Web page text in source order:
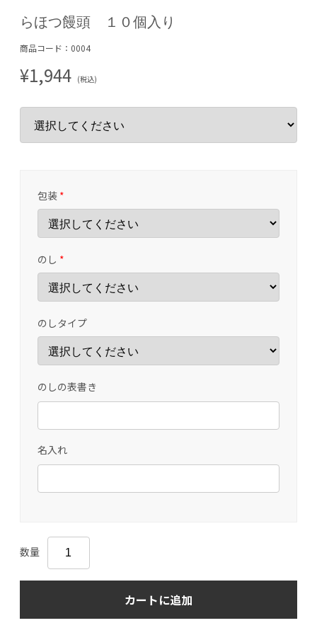
らほつ饅頭 １０個入り
商品コード：0004
¥1,944 (税込)
包装 *
のし *
のしタイプ
のしの表書き
名入れ
数量
カートに追加